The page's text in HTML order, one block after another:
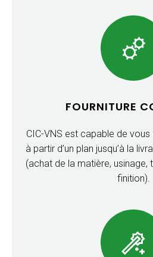
FOURNITURE
CIC-VNS est capable de
à partir d’un plan jusqu’à la
(achat de la matière, usinage,
finition).